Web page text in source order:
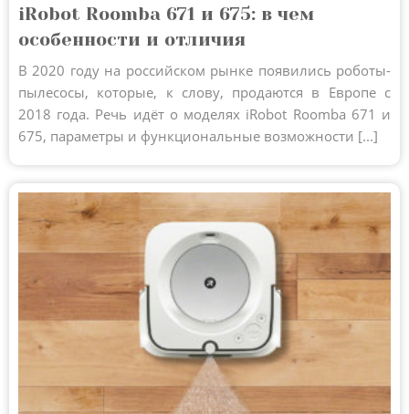
iRobot Roomba 671 и 675: в чем
особенности и отличия
В 2020 году на российском рынке появились роботы-
пылесосы, которые, к слову, продаются в Европе с
2018 года. Речь идёт о моделях iRobot Roomba 671 и
675, параметры и функциональные возможности [...]